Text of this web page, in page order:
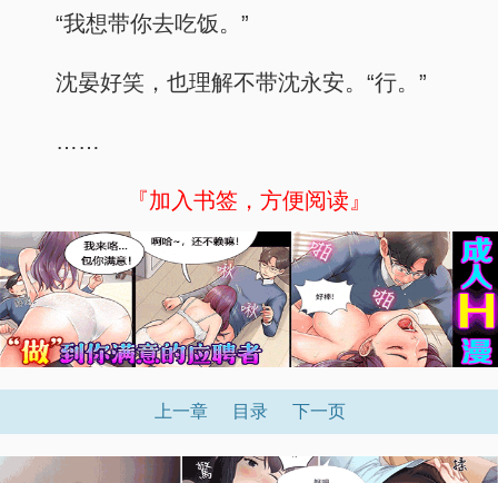
“我想带你去吃饭。”
沈晏好笑，也理解不带沈永安。“行。”
……
『加入书签，方便阅读』
上一章 目录 下一页